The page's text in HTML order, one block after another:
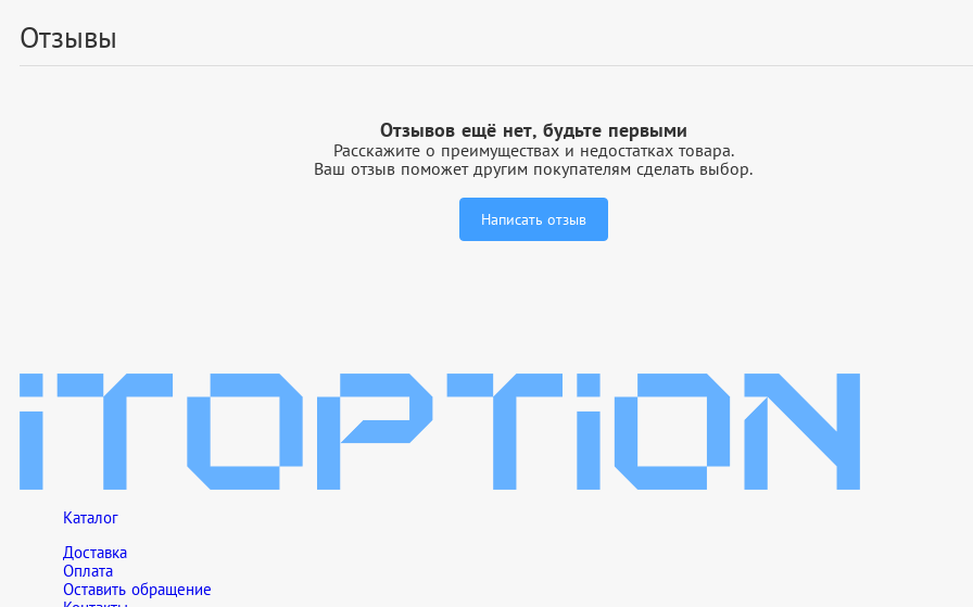
Отзывы
Отзывов ещё нет, будьте первыми
Расскажите о преимуществах и недостатках товара.
Ваш отзыв поможет другим покупателям сделать выбор.
Написать отзыв
Каталог
Доставка
Оплата
Оставить обращение